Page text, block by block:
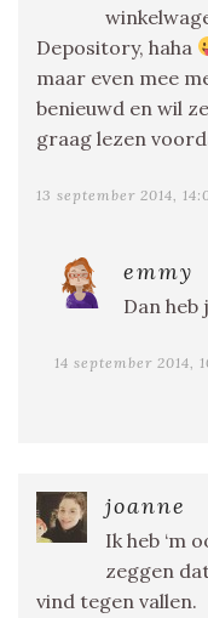
Depository, haha
maar even mee
benieuwd en wil
graag lezen
13 september 2014,
emmy
Dan heb
14 september 2014,
joanne
Ik heb ‘m
zeggen
vind tegen vallen.